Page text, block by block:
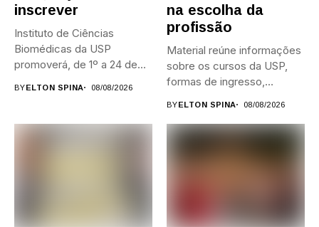
inscrever
Instituto de Ciências
Biomédicas da USP
promoverá, de 1º a 24 de...
BYELTON SPINA 08/08/2026
na escolha da
profissão
Material reúne informações
sobre os cursos da USP,
formas de ingresso,
BYELTON SPINA 08/08/2026